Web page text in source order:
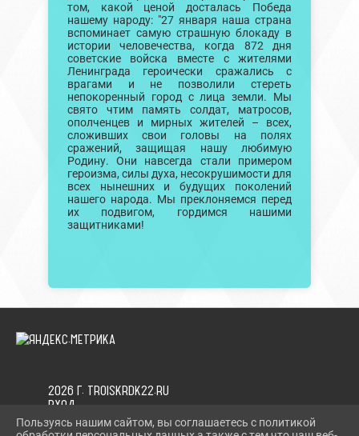
том, какой ценой досталась Победа
нашему народу: "27 января наша страна
вспоминает самую страшную блокаду в
истории человечества, когда 872 дня
советские войска вместе с жителями
Ленинграда героически сражались с
врагами и не позволили стереть
непокоренный город с лица земли. Мы
свято чтим память солдат, матросов,
ополченцев и мирных жителей – всех,
сложивших свои головы на полях
сражений, защищая нашу любимую
Родину. Они навсегда стали примером
героизма, силы духа, несокрушимости для
всех нынешних и будущих поколений
нашего народа. Мы преклоняемся перед
их подвигом, гордимся нашими
защитниками!
2026 Г. TROISKRDK22.RU
ВХОД
КАРТА САЙТА
Пользуясь нашим сайтом, вы соглашаетесь с политикой